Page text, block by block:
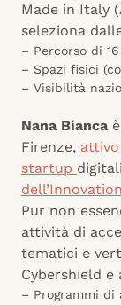
Made in Italy
seleziona
– Percorso di
– Spazi fisici
– Visibilità
Nana Bianca
Firenze,
startup
Pur non
attività di
tematici e
Cybershield e
– Programmi di